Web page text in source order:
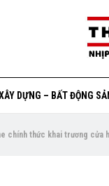
DỰNG – BẤT ĐỘNG
chính thức khai trương cửa